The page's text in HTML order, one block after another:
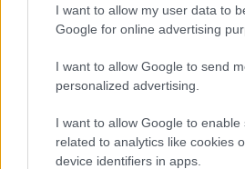
I want to allow my user data to
Google for online advertising
I want to allow Google to send
personalized advertising.
I want to allow Google to enable
related to analytics like cookies
device identifiers in apps.
Czukor Balázs neve korántsem
formabontó és máig
fűződnek, mintAz arab éjszaka
Tamás, a Weöres Sándor
kezet adott neki a